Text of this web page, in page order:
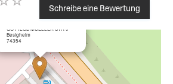
Schreibe eine Bewertung
GOTTLOB MUELLER STR 9
Besigheim
74354
×